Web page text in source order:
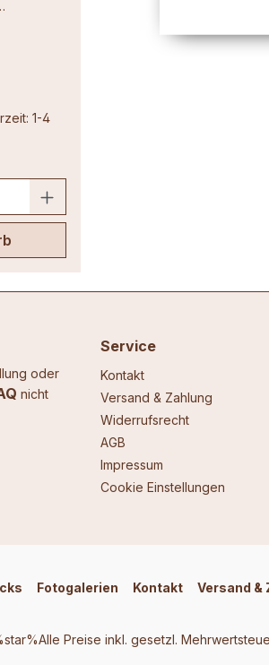
1-4
oder
nicht
Service
Kontakt
Versand & Zahlung
Widerrufsrecht
AGB
Impressum
Cookie Einstellungen
Fotogalerien Kontakt Versand &
Preise inkl. gesetzl.